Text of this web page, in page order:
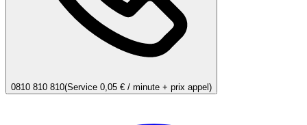
0810 810 810(Service 0,05 € / minute + prix appel)